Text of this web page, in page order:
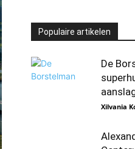
Populaire artikelen
De
Xilvania